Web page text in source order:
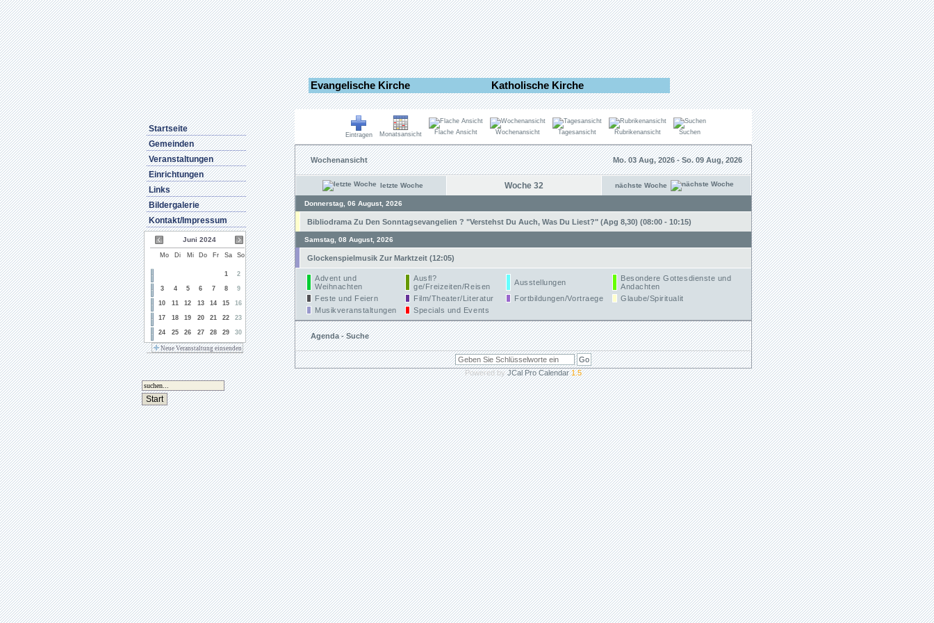
Evangelische Kirche Katholische Kirche
Startseite
Gemeinden
Veranstaltungen
Einrichtungen
Links
Bildergalerie
Kontakt/Impressum
Juni 2024
Mo Di Mi Do Fr Sa So
1 2
3 4 5 6 7 8 9
10 11 12 13 14 15 16
17 18 19 20 21 22 23
24 25 26 27 28 29 30
Neue Veranstaltung einsenden
Eintragen Monatsansicht Flache Ansicht Wochenansicht Tagesansicht Rubrikenansicht Suchen
Wochenansicht Mo. 03 Aug, 2026 - So. 09 Aug, 2026
letzte Woche Woche 32 nächste Woche
Donnerstag, 06 August, 2026
Bibliodrama Zu Den Sonntagsevangelien ? "Verstehst Du Auch, Was Du Liest?" (Apg 8,30) (08:00 - 10:15)
Samstag, 08 August, 2026
Glockenspielmusik Zur Marktzeit (12:05)
Advent und
Weihnachten
Ausfl?
ge/Freizeiten/Reisen
Ausstellungen
Besondere Gottesdienste und
Andachten
Feste und Feiern
Film/Theater/Literatur Fortbildungen/Vortraege
Glaube/Spiritualit
Musikveranstaltungen
Specials und Events
Agenda - Suche
Powered byJCal Pro Calendar1.5